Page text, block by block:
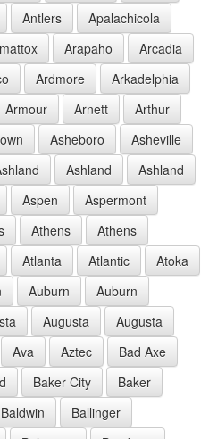
Antlers
Apalachicola
Arapaho
Arcadia
Ardmore
Arkadelphia
Armour Arnett
Arthur
Asheboro
Asheville
Ashland
Ashland
Aspen
Aspermont
Athens
Athens
Atlanta Atlantic
Atoka
Auburn
Auburn
Augusta
Augusta
Ava Aztec
Bad Axe
Baker City
Baker
Baldwin
Ballinger